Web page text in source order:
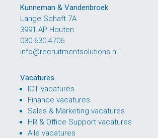
Kunneman & Vandenbroek
Lange Schaft 7A
3991 AP Houten
030 630 4706
info@recruitmentsolutions.nl
Vacatures
ICT vacatures
Finance vacatures
Sales & Marketing vacatures
HR & Office Support vacatures
Alle vacatures